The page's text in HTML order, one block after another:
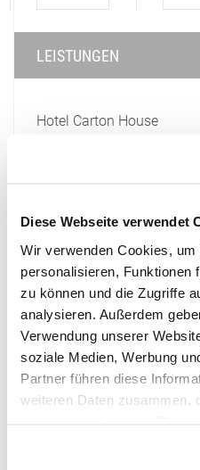
Diese Webseite verwendet
Wir verwenden Cookies,
personalisieren, Funktionen
zu können und die Zugriffe
analysieren. Außerdem
Verwendung unserer
soziale Medien, Werbung
Partner führen diese
weiteren Daten zusammen,
LEISTUNGEN
Hotel Carton House
Wenn Sie mehrere
bitte auf „mehr“ und
ALT_Zimmerart
Verpflegung